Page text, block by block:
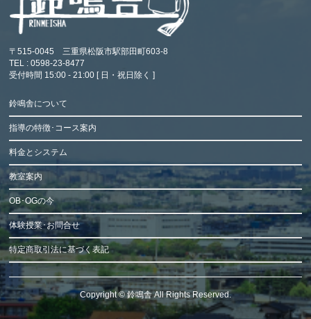
〒515-0045 三重県松阪市駅部田町603-8
TEL : 0598-23-8477
受付時間 15:00 - 21:00 [ 日・祝日除く ]
鈴鳴舎について
指導の特徴･コース案内
料金とシステム
教室案内
OB･OGの今
体験授業･お問合せ
特定商取引法に基づく表記
Copyright ©鈴鳴舎All Rights Reserved.